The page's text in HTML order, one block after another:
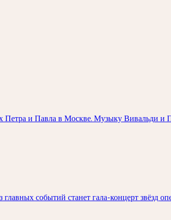
Петра и Павла в Москве. Музыку Вивальди
событий станет гала-концерт звёзд